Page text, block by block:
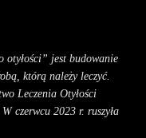
otyłości” jest budowanie
którą należy leczyć.
Leczenia Otyłości
czerwcu 2023 r. ruszyła